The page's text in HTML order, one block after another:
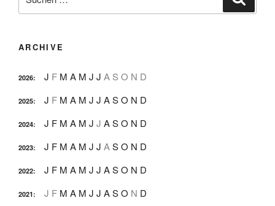
nach:
ARCHIVE
2026: J F M A M J J A S O N D
2025: J F M A M J J ASO N D
2024: J F M A M J J ASO N D
2023: J F M A M J J ASO N D
2022: J F M A M J J ASO N D
2021: J F M A M J J ASO N D